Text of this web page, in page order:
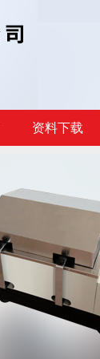
资料下载